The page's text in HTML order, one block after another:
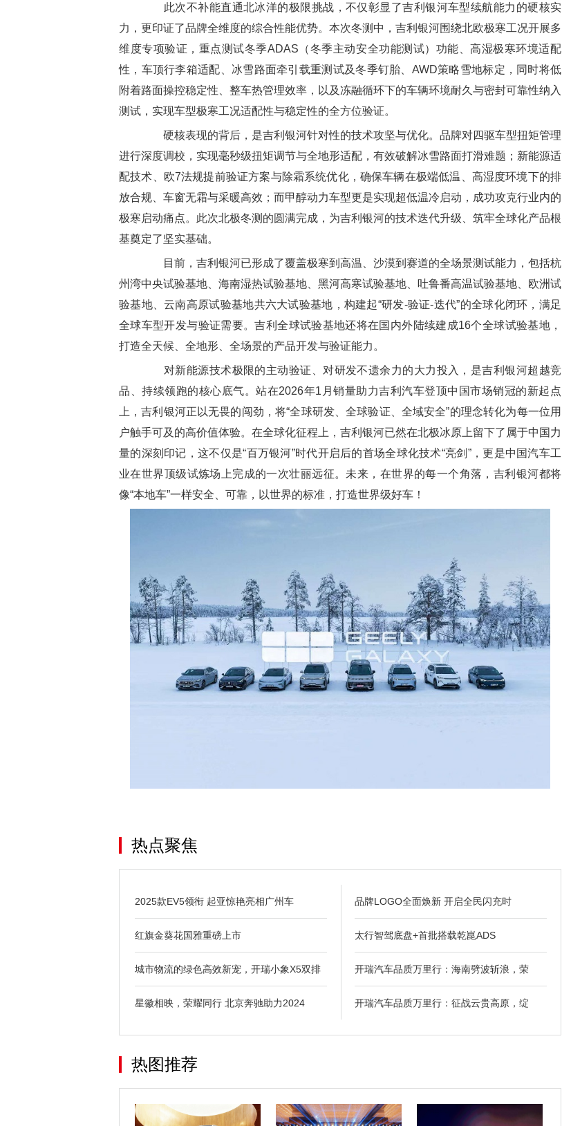
此次不补能直通北冰洋的极限挑战，不仅彰显了吉利银河车型续航能力的硬核实
力，更印证了品牌全维度的综合性能优势。本次冬测中，吉利银河围绕北欧极寒工况开展多
维度专项验证，重点测试冬季ADAS（冬季主动安全功能测试）功能、高湿极寒环境适配
性，车顶行李箱适配、冰雪路面牵引载重测试及冬季钉胎、AWD策略雪地标定，同时将低
附着路面操控稳定性、整车热管理效率，以及冻融循环下的车辆环境耐久与密封可靠性纳入
测试，实现车型极寒工况适配性与稳定性的全方位验证。
硬核表现的背后，是吉利银河针对性的技术攻坚与优化。品牌对四驱车型扭矩管理
进行深度调校，实现毫秒级扭矩调节与全地形适配，有效破解冰雪路面打滑难题；新能源适
配技术、欧7法规提前验证方案与除霜系统优化，确保车辆在极端低温、高湿度环境下的排
放合规、车窗无霜与采暖高效；而甲醇动力车型更是实现超低温冷启动，成功攻克行业内的
极寒启动痛点。此次北极冬测的圆满完成，为吉利银河的技术迭代升级、筑牢全球化产品根
基奠定了坚实基础。
目前，吉利银河已形成了覆盖极寒到高温、沙漠到赛道的全场景测试能力，包括杭
州湾中央试验基地、海南湿热试验基地、黑河高寒试验基地、吐鲁番高温试验基地、欧洲试
验基地、云南高原试验基地共六大试验基地，构建起“研发-验证-迭代”的全球化闭环，满足
全球车型开发与验证需要。吉利全球试验基地还将在国内外陆续建成16个全球试验基地，
打造全天候、全地形、全场景的产品开发与验证能力。
对新能源技术极限的主动验证、对研发不遗余力的大力投入，是吉利银河超越竞
品、持续领跑的核心底气。站在2026年1月销量助力吉利汽车登顶中国市场销冠的新起点
上，吉利银河正以无畏的闯劲，将“全球研发、全球验证、全域安全”的理念转化为每一位用
户触手可及的高价值体验。在全球化征程上，吉利银河已然在北极冰原上留下了属于中国力
量的深刻印记，这不仅是“百万银河”时代开启后的首场全球化技术“亮剑”，更是中国汽车工
业在世界顶级试炼场上完成的一次壮丽远征。未来，在世界的每一个角落，吉利银河都将
像“本地车”一样安全、可靠，以世界的标准，打造世界级好车！
热点聚焦
2025款EV5领衔 起亚惊艳亮相广州车
红旗金葵花国雅重磅上市
城市物流的绿色高效新宠，开瑞小象X5双排
星徽相映，荣耀同行 北京奔驰助力2024
品牌LOGO全面焕新 开启全民闪充时
太行智驾底盘+首批搭载乾崑ADS
开瑞汽车品质万里行：海南劈波斩浪，荣
开瑞汽车品质万里行：征战云贵高原，绽
热图推荐